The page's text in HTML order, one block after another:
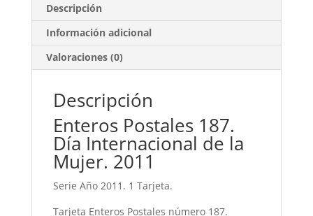
Descripción
Información adicional
Valoraciones (0)
Descripción
Enteros Postales 187.
Día Internacional de la
Mujer. 2011
Serie Año 2011. 1 Tarjeta.
Tarjeta Enteros Postales número 187.